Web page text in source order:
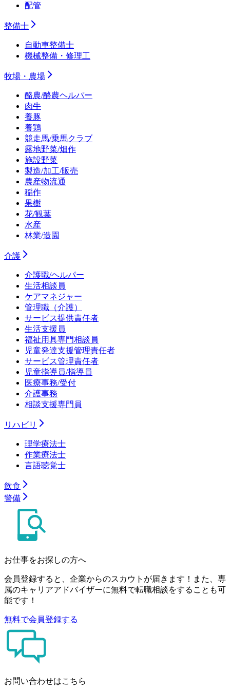
配管
整備士
自動車整備士
機械整備・修理工
牧場・農場
酪農/酪農ヘルパー
肉牛
養豚
養鶏
競走馬/乗馬クラブ
露地野菜/畑作
施設野菜
製造/加工/販売
農産物流通
稲作
果樹
花/観葉
水産
林業/造園
介護
介護職/ヘルパー
生活相談員
ケアマネジャー
管理職（介護）
サービス提供責任者
生活支援員
福祉用具専門相談員
児童発達支援管理責任者
サービス管理責任者
児童指導員/指導員
医療事務/受付
介護事務
相談支援専門員
リハビリ
理学療法士
作業療法士
言語聴覚士
飲食
警備
お仕事をお探しの方へ
会員登録すると、企業からのスカウトが届きます！また、専
属のキャリアアドバイザーに無料で転職相談をすることも可
能です！
無料で会員登録する
お問い合わせはこちら